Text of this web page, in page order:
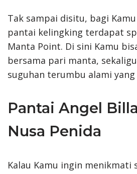
Tak sampai disitu, bagi
pantai kelingking terdapat
Manta Point. Di sini Kamu
bersama pari manta,
suguhan terumbu alami yang
Pantai Angel
Nusa Penida
Kalau Kamu ingin menikmati